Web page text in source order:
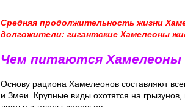
Средняя продолжительность жизни
долгожители: гигантские Хамелеоны
Чем питаются Хамелеоны
Основу рациона Хамелеонов составляют
и Змеи. Крупные виды охотятся на